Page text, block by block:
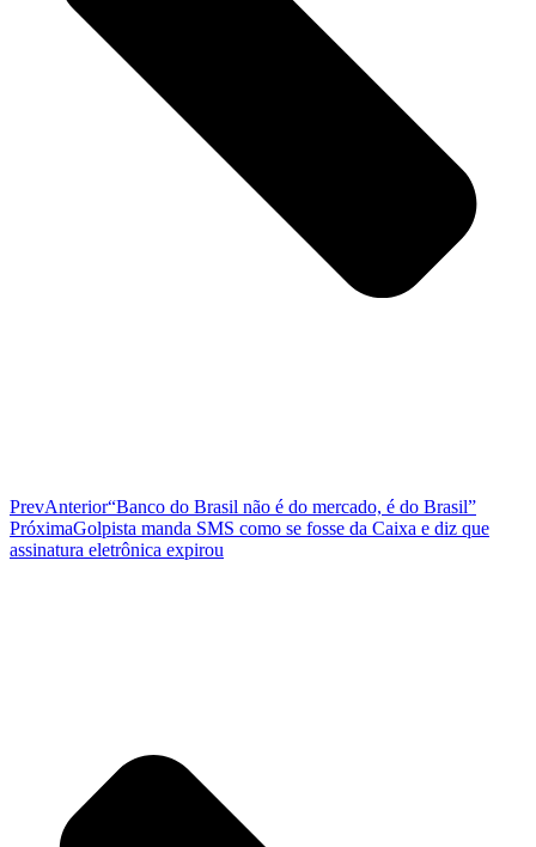
PrevAnterior“Banco do Brasil não é do mercado, é do Brasil”
PróximaGolpista manda SMS como se fosse da Caixa e diz que
assinatura eletrônica expirou